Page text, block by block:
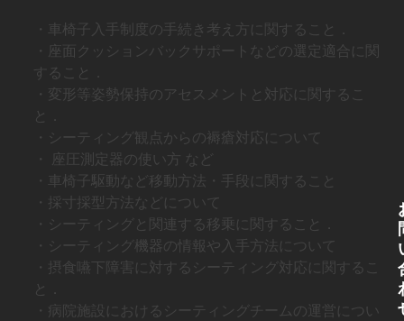
・車椅子入手制度の手続き考え方に関すること．
・座面クッションバックサポートなどの選定適合に関
すること．
・変形等姿勢保持のアセスメントと対応に関するこ
と．
・シーティング観点からの褥瘡対応について
・ 座圧測定器の使い方 など
・車椅子駆動など移動方法・手段に関すること
・採寸採型方法などについて
・シーティングと関連する移乗に関すること．
・シーティング機器の情報や入手方法について
・摂食嚥下障害に対するシーティング対応に関するこ
と．
・病院施設におけるシーティングチームの運営につい